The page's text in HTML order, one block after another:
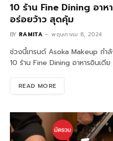
10 ร้าน Fine Dining อา
อร่อยว้าว สุดคุ้ม
BY RAMITA พฤษภาคม 8, 2024
ช่วงนี้เทรนด์ Asoka Makeup กำ
10 ร้าน Fine Dining อาหารอินเดี
READ MORE